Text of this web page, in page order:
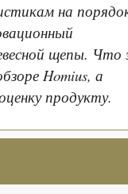
на
щепы. Что
Homius, а
продукту.